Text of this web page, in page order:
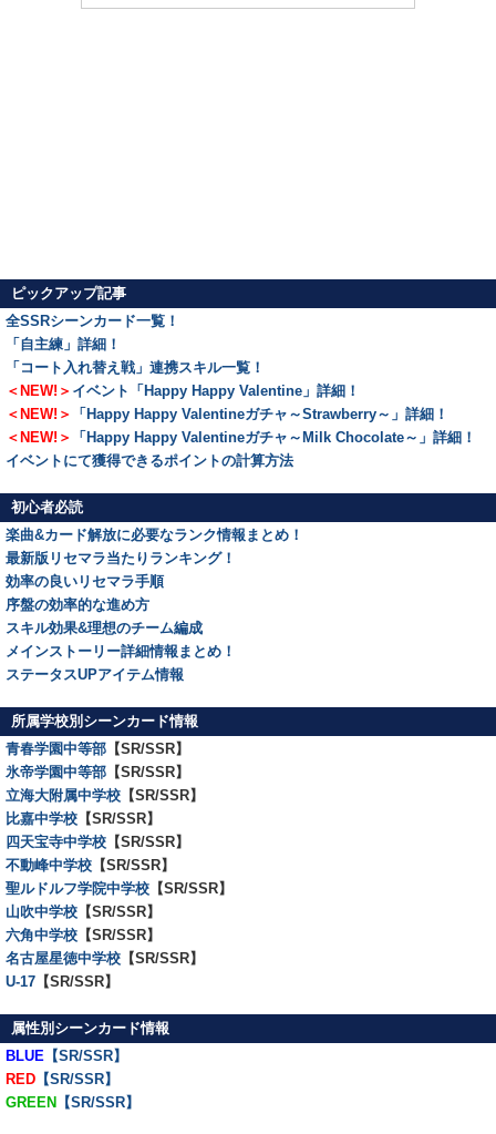
ピックアップ記事
全SSRシーンカード一覧！
「自主練」詳細！
「コート入れ替え戦」連携スキル一覧！
＜NEW!＞ イベント「Happy Happy Valentine」詳細！
＜NEW!＞
「Happy Happy Valentineガチャ～Strawberry～」詳細！
＜NEW!＞
「Happy Happy Valentineガチャ～Milk Chocolate～」詳細！
イベントにて獲得できるポイントの計算方法
初心者必読
楽曲&カード解放に必要なランク情報まとめ！
最新版リセマラ当たりランキング！
効率の良いリセマラ手順
序盤の効率的な進め方
スキル効果&理想のチーム編成
メインストーリー詳細情報まとめ！
ステータスUPアイテム情報
所属学校別シーンカード情報
青春学園中等部 【SR/SSR】
氷帝学園中等部 【SR/SSR】
立海大附属中学校 【SR/SSR】
比嘉中学校 【SR/SSR】
四天宝寺中学校 【SR/SSR】
不動峰中学校 【SR/SSR】
聖ルドルフ学院中学校 【SR/SSR】
山吹中学校 【SR/SSR】
六角中学校 【SR/SSR】
名古屋星徳中学校 【SR/SSR】
U-17 【SR/SSR】
属性別シーンカード情報
BLUE 【SR/SSR】
RED 【SR/SSR】
GREEN 【SR/SSR】